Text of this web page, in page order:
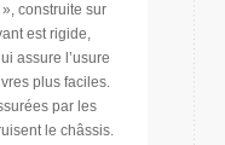
construite sur
est rigide,
assure l’usure
plus faciles.
par les
le châssis.